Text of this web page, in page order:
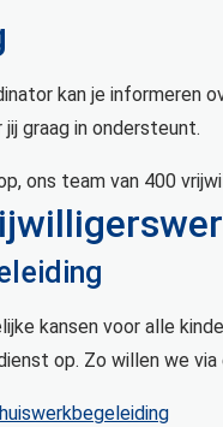
kan je informeren
graag in ondersteunt.
ons team van 400
kansen voor alle
op. Zo willen we